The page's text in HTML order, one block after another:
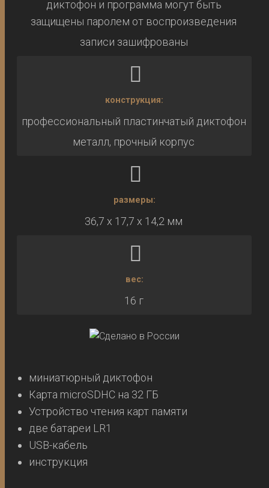
диктофон и программа могут быть
защищены паролем от воспроизведения
записи зашифрованы
конструкция:
профессиональный пластинчатый диктофон
металл, прочный корпус
размеры:
36,7 х 17,7 х 14,2 мм
вес:
16 г
миниатюрный диктофон
Карта microSDHC на 32 ГБ
Устройство чтения карт памяти
две батареи LR1
USB-кабель
инструкция